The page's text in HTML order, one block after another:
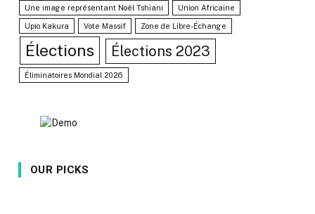
Une image représentant Noël Tshiani Union Africaine
Upio Kakura Vote Massif Zone de Libre-Échange
Élections Élections 2023
Éliminatoires Mondial 2026
OUR PICKS